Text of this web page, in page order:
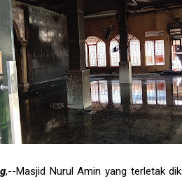
,--Masjid Nurul Amin yang terletak